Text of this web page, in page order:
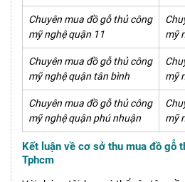
Chuyên mua đồ gỗ thủ công
mỹ nghệ quận 11
mỹ
Chuyên mua đồ gỗ thủ công
mỹ nghệ quận tân bình
mỹ
Chuyên mua đồ gỗ thủ công
mỹ nghệ quận phú nhuận
mỹ
Kết luận về cơ sở thu mua đồ gỗ
Tphcm